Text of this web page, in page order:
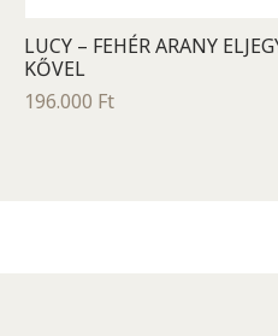
LUCY – FEHÉR ARANY
KŐVEL
196.000 Ft